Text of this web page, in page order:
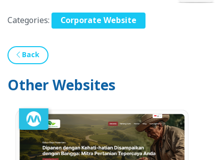
Categories: Corporate Website
Back
Other Websites